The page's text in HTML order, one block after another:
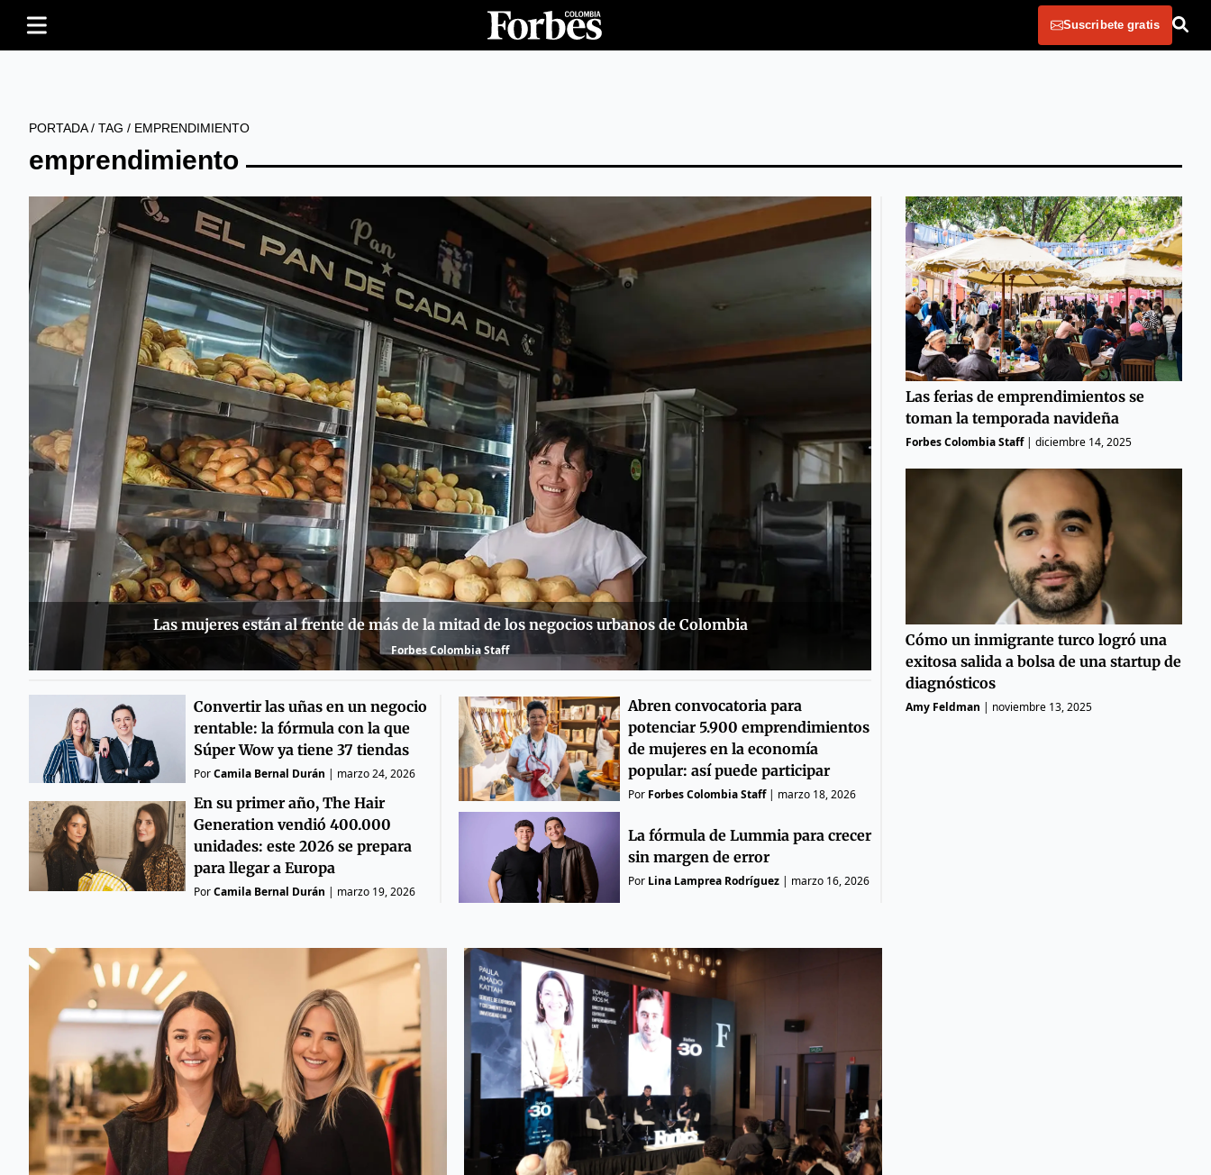
Suscribete gratis
PORTADA/ TAG / EMPRENDIMIENTO
emprendimiento
Las mujeres están al frente de más de la mitad de los negocios urbanos de Colombia
Forbes Colombia Staff
Convertir las uñas en un negocio
rentable: la fórmula con la que
Súper Wow ya tiene 37 tiendas
PorCamila Bernal Durán | marzo 24, 2026
En su primer año, The Hair
Generation vendió 400.000
unidades: este 2026 se prepara
para llegar a Europa
PorCamila Bernal Durán | marzo 19, 2026
Abren convocatoria para
potenciar 5.900 emprendimientos
de mujeres en la economía
popular: así puede participar
Por Forbes Colombia Staff| marzo 18, 2026
La fórmula de Lummia para crecer
sin margen de error
Por Lina Lamprea Rodríguez| marzo 16, 2026
Las ferias de emprendimientos se
toman la temporada navideña
Forbes Colombia Staff| diciembre 14, 2025
Cómo un inmigrante turco logró una
exitosa salida a bolsa de una startup de
diagnósticos
Amy Feldman | noviembre 13, 2025